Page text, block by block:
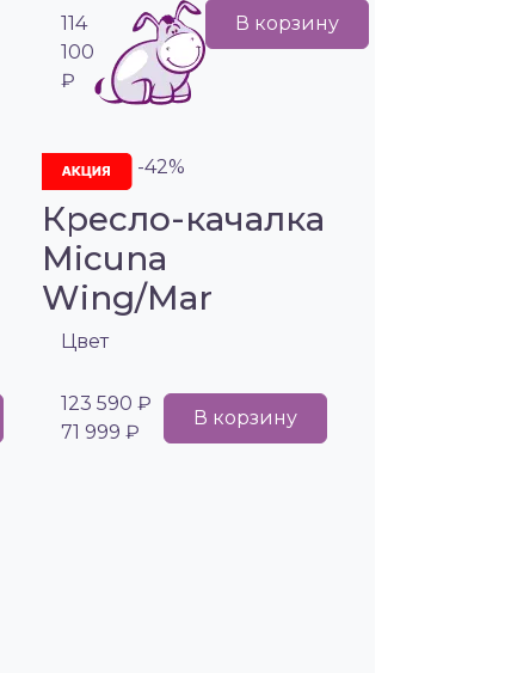
114
100
₽
В корзину
-42%
Кресло-качалка
Micuna
Wing/Mar
Цвет
123 590 ₽
71 999 ₽
В корзину